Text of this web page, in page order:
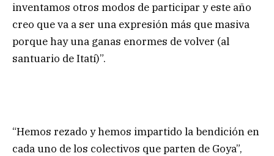
inventamos otros modos de participar y este año
creo que va a ser una expresión más que masiva
porque hay una ganas enormes de volver (al
santuario de Itatí)”.
“Hemos rezado y hemos impartido la bendición en
cada uno de los colectivos que parten de Goya”,